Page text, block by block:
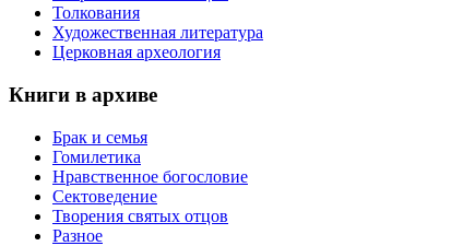
Толкования
Художественная литература
Церковная археология
Книги в архиве
Брак и семья
Гомилетика
Нравственное богословие
Сектоведение
Творения святых отцов
Разное